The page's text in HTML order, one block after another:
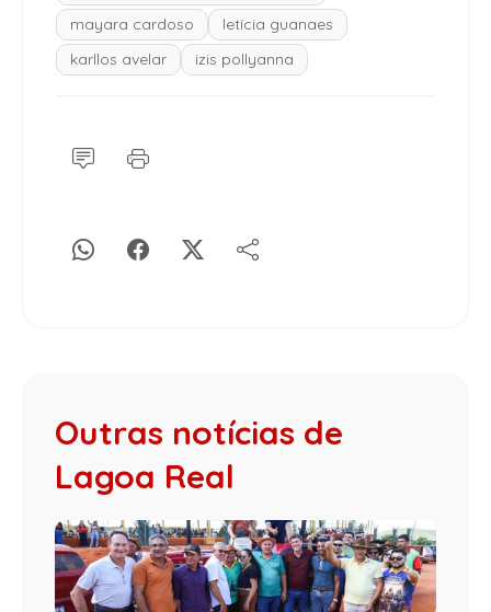
mayara cardoso
letícia guanaes
karllos avelar
izis pollyanna
Outras notícias de
Lagoa Real